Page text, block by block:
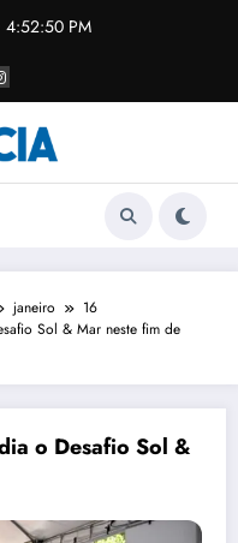
4:52:50 PM
janeiro
16
Sol & Mar neste fim de
o Desafio Sol &